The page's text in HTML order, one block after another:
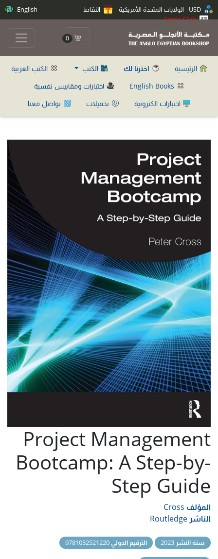
النقاط
Anglo Club
English
0
الرئيسية اخترنا لك الكتب
الكتب العربية
اختبارات ومقاييس نفسية
اختبارات الكترونية
تحميلات تواصل معنا
Project Management
Bootcamp: A Step-by-
Step Guide
المؤلف Cross
الناشر Routledge
سنة النشر الترقيم الدولي